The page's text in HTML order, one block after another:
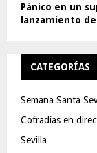
Pánico en un
lanzamiento
CATEGORÍAS
Semana Santa
Cofradías en
Sevilla